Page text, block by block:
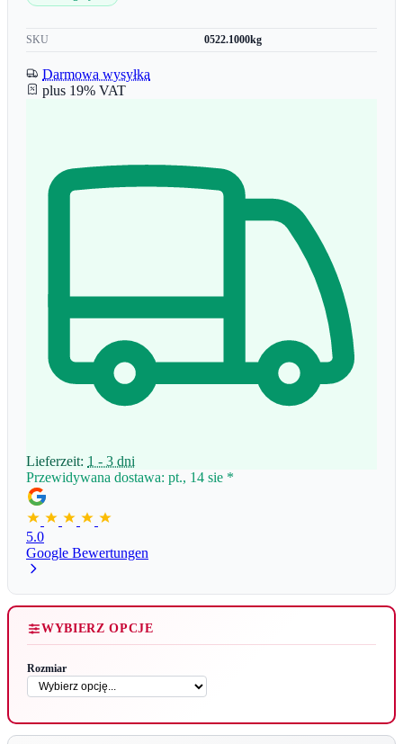
SKU 0522.1000kg
Darmowa wysyłka
plus 19% VAT
Lieferzeit: 1 - 3 dni
Przewidywana dostawa: pt., 14 sie *
5.0
Google Bewertungen
WYBIERZ OPCJE
Rozmiar